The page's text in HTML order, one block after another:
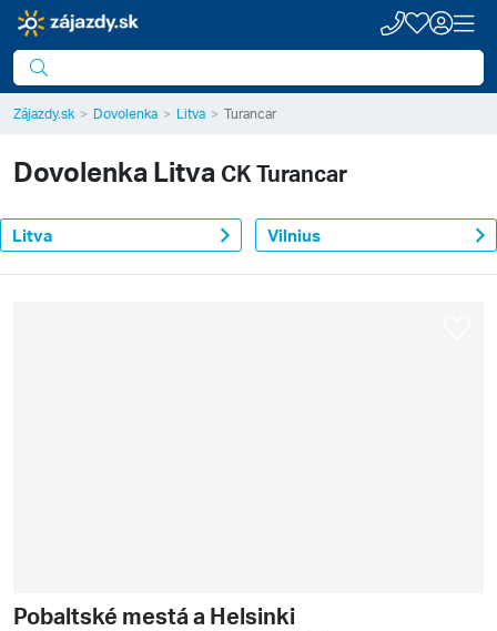
Zájazdy.sk Dovolenka Litva Turancar
Dovolenka Litva CK Turancar
Litva Vilnius
Pobaltské mestá a Helsinki